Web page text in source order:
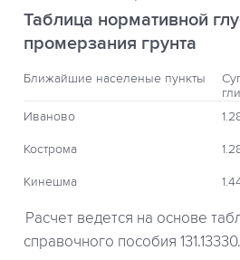
Таблица нормативной
промерзания грунта
Ближайшие населеные пункты
Иваново
Кострома
Кинешма
Расчет ведется на основе
справочного пособия